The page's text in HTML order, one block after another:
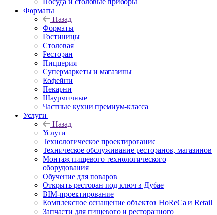
Посуда и столовые приборы
Форматы
Назад
Форматы
Гостиницы
Столовая
Ресторан
Пиццерия
Супермаркеты и магазины
Кофейни
Пекарни
Шаурмичные
Частные кухни премиум-класса
Услуги
Назад
Услуги
Технологическое проектирование
Техническое обслуживание ресторанов, магазинов
Монтаж пищевого технологического
оборудования
Обучение для поваров
Открыть ресторан под ключ в Дубае
BIM-проектирование
Комплексное оснащение объектов HoReCa и Retail
Запчасти для пищевого и ресторанного